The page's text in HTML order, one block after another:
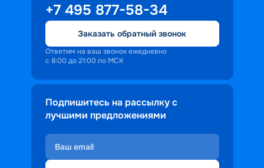
+7 495 877-58-34
Заказать обратный звонок
Ответим на ваш звонок ежедневно
с 8:00 до 21:00 по МСК
Подпишитесь на рассылку с
лучшими предложениями